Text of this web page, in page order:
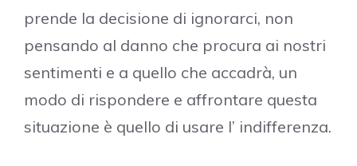
prende la decisione di ignorarci, non
pensando al danno che procura ai nostri
sentimenti e a quello che accadrà, un
modo di rispondere e affrontare questa
situazione è quello di usare l’ indifferenza.